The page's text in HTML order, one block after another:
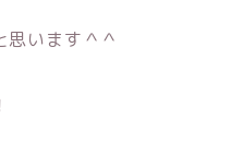
います＾＾